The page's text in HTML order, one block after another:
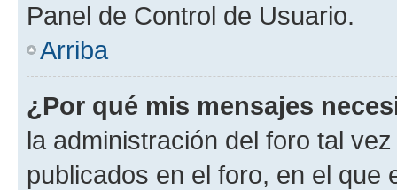
Panel de Control de Usuario.
Arriba
¿Por qué mis mensajes
la administración del foro tal
publicados en el foro, en el